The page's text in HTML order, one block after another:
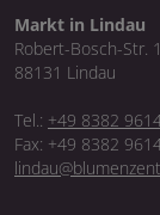
Markt in Lindau
Robert-Bosch-Str.
88131 Lindau
Tel.: +49 8382
Fax: +49 8382